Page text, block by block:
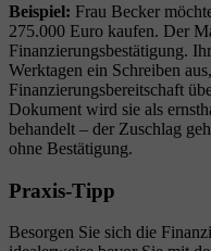
Beispiel: Frau Becker
275.000 Euro kaufen. Der
Finanzierungsbestätigung.
Werktagen ein Schreiben
Finanzierungsbereitschaft
Dokument wird sie als
behandelt – der Zuschlag
ohne Bestätigung.
Praxis-Tipp
Besorgen Sie sich die